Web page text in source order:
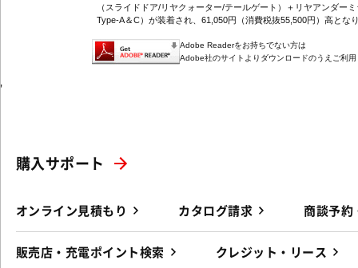
（スライドドア/リヤクォーター/テールゲート）＋リヤアンダー
Type-A＆C）が装着され、61,050円（消費税抜55,500円）高とな
Adobe Readerをお持ちでない方は
Adobe社のサイトよりダウンロードのうえご利
'
購入サポート
オンライン見積もり カタログ請求 商談予約
販売店・充電ポイント検索 クレジット・リース